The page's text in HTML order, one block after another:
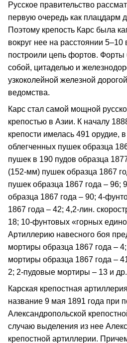
Русское правительство
первую очередь как плацдарм
Поэтому крепость Карс была
вокруг нее на расстоянии 5–10
построили цепь фортов.
собой, цитаделью и
узкоколейной железной
ведомства.
Карс стал самой мощной
крепостью в Азии. К началу
крепости имелась 491 орудие,
облегченных пушек образца
пушек в 190 пудов образца
(152-мм) пушек образца 1867
пушек образца 1867 года – 96;
образца 1867 года – 90; 4-
1867 года – 42; 4,2-лин.
18; 10-фунтовых «горных
Артиллерию навесного боя
мортиры образца 1867 года –
мортиры образца 1867 года –
2; 2-пудовые мортиры – 13 и др.
Карская крепостная
название 9 мая 1891 года при
Александропольской
случаю выделения из нее
крепостной артиллерии.